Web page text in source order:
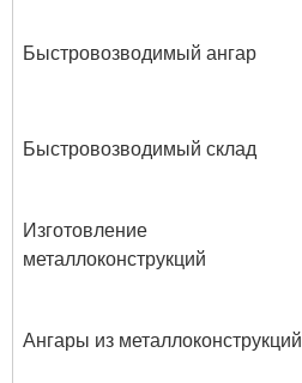
Быстровозводимый ангар
Быстровозводимый склад
Изготовление
металлоконструкций
Ангары из металлоконструкций